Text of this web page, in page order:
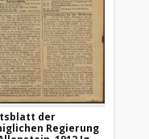
der
Regierung